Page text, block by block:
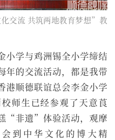
交流 共筑两地教育梦想”教
小学与鸡洲锡全小学缔结
年的交流活动，都是我带
顺德联谊总会李金小学
师生已经参观了天意莨
“非遗”体验活动，观摩
到中华文化的博大精